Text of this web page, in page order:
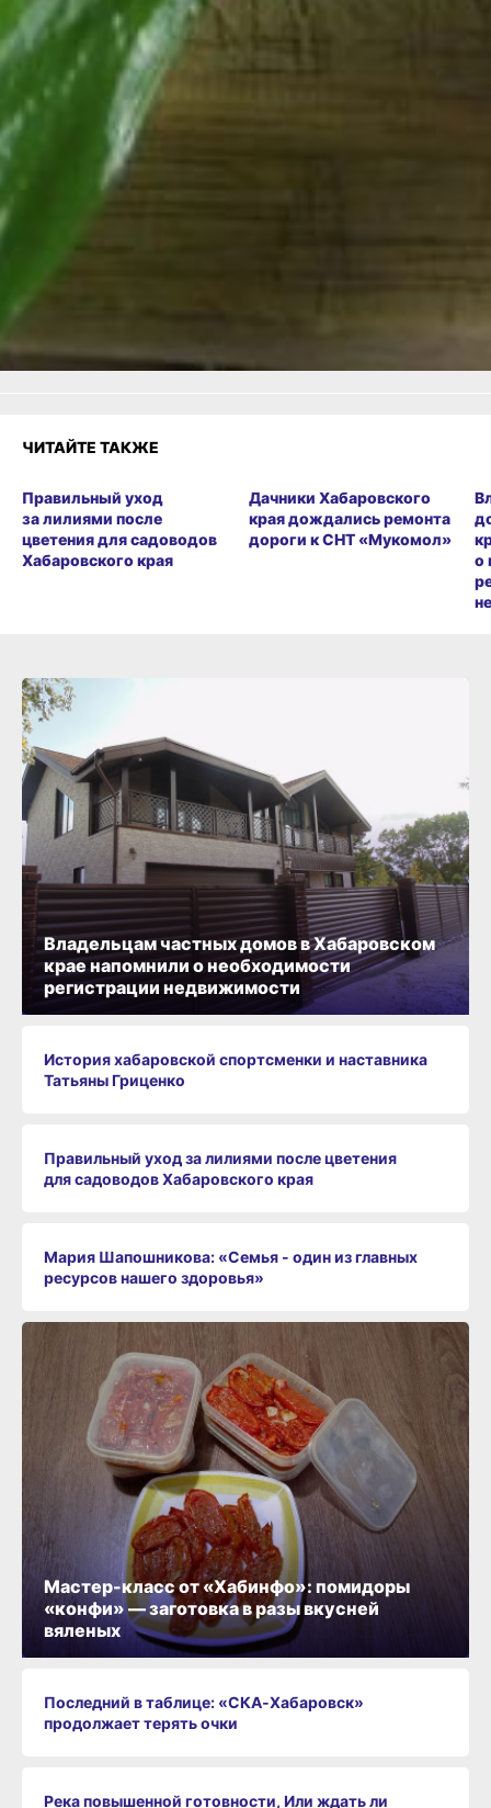
очень вкусно.
Ну и, конечно, замороженную
черемшу, как и свежую, можно
добавлять в первые и вторые
блюда в качестве приправы.
В ТЕМУ:
Делаем запасы на зиму с весны:
жгучий овощ крапива
Одноклассники
и
ЧИТАЙТЕ ТАКЖЕ
Правильный уход
за лилиями после
цветения для садоводов
Хабаровского края
Дачники Хабаровского
края дождались ремонта
дороги к СНТ «Мукомол»
о
Владельцам частных домов в Хабаровском
крае напомнили о необходимости
регистрации недвижимости
История хабаровской спортсменки и наставника
Татьяны Гриценко
Правильный уход за лилиями после цветения
для садоводов Хабаровского края
Мария Шапошникова: «Семья - один из главных
ресурсов нашего здоровья»
Последний в таблице: «СКА‑Хабаровск»
продолжает терять очки
Река повышенной готовности, Или ждать ли
Мастер-класс от «Хабинфо»: помидоры
«конфи» — заготовка в разы вкусней
вяленых